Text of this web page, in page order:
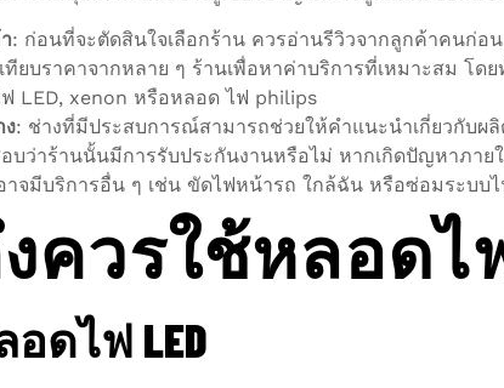
: ก่อนที่จะตัดสินใจเลือกร้าน ควรอ่านรีวิวจากลูกค้าคนก่อ
เทียบราคาจากหลาย ๆ ร้านเพื่อหาค่าบริการที่เหมาะสม โ
LED, xenon หรือหลอด ไฟ philips
ง: ช่างที่มีประสบการณ์สามารถช่วยให้คำแนะนำเกี่ยวกับ
บว่าร้านนั้นมีการรับประกันงานหรือไม่ หากเกิดปัญหาภาย
าจมีบริการอื่น ๆ เช่น ขัดไฟหน้ารถ ใกล้ฉัน หรือซ่อมระบ
ควรใช้หลอดไฟ
ดไฟ LED